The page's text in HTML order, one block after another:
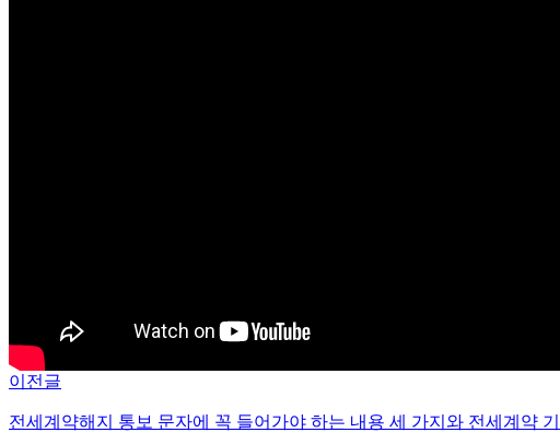
이전글
전세계약해지 통보 문자에 꼭 들어가야 하는 내용 세 가지와 전세계약